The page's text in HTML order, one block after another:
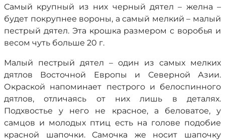
Самый крупный из них черный дятел – желна –
будет покрупнее вороны, а самый мелкий – малый
пестрый дятел. Эта крошка размером с воробья и
весом чуть больше 20 г.
Малый пестрый дятел – один из самых мелких
дятлов Восточной Европы и Северной Азии.
Окраской напоминает пестрого и белоспинного
дятлов, отличаясь от них лишь в деталях.
Подхвостье у него не красное, а беловатое, у
самцов и молодых птиц есть на голове подобие
красной шапочки. Самочка же носит шапочку